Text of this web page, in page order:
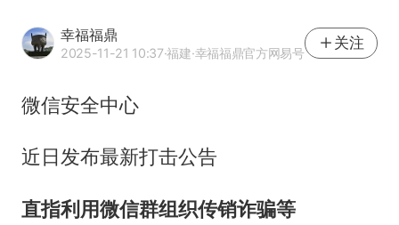
幸福福鼎
2025-11-21 10:37·福建·幸福福鼎官方网易号
关注
微信安全中心
近日发布最新打击公告
直指利用微信群组织传销诈骗等